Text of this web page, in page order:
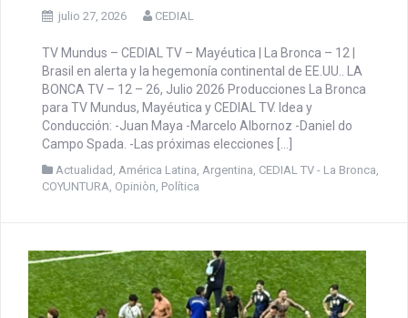
CEDIAL TV – Mayéutica | La
Bronca – 12 | Brasil en alerta
y la hegemonía continental de
EE.UU..
julio 27, 2026 CEDIAL
TV Mundus – CEDIAL TV – Mayéutica | La Bronca – 12 |
para TV Mundus, Mayéutica y CEDIAL TV. Idea y
Conducción: -Juan Maya -Marcelo Albornoz -Daniel do
Campo Spada. -Las próximas elecciones […]
Actualidad,América Latina,Argentina,CEDIAL TV - La Bronca